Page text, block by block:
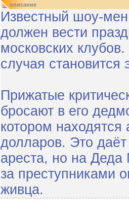
описание
Известный шоу-
должен вести
московских
случая
Прижатые
бросают в его
котором
долларов. Это
ареста, но на Деда
за преступниками
живца.